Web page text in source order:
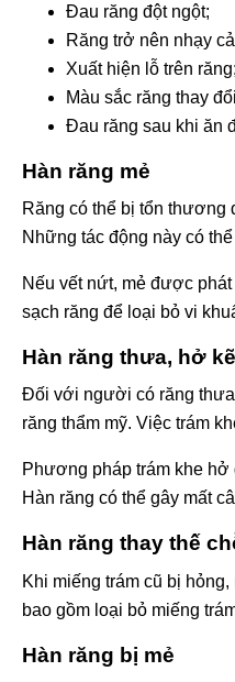
Đau răng đột ngột;
Răng trở nên nhạy
Xuất hiện lỗ trên răng;
Màu sắc răng thay
Đau răng sau khi ăn
Hàn răng mẻ
Răng có thể bị tổn thương
Những tác động này có
Nếu vết nứt, mẻ được
sạch răng để loại bỏ vi
Hàn răng thưa, hở
Đối với người có răng thưa
răng thẩm mỹ. Việc trám
Phương pháp trám khe
Hàn răng có thể gây mất
Hàn răng thay thế
Khi miếng trám cũ bị
bao gồm loại bỏ miếng
Hàn răng bị mẻ